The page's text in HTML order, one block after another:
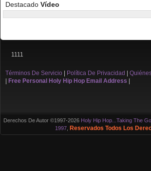
Destacado Vídeo
1111
Términos De Servicio Política De Privacidad
Free Personal Holy Hip Hop Email Address
Derechos De Autor ©1997-2026 Holy Hip Hop...Taking The
1997, Reservados Todos Los